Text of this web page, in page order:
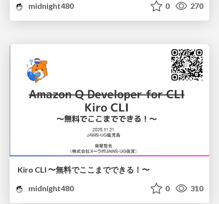
midnight480
0 270
Kiro CLI 〜無料でここまでできる！〜
midnight480
0 310